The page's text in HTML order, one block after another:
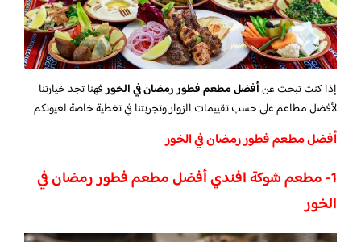
إذا كنت تبحث عنأفضل مطعم فطور رمضان في الخورفهنا تجد خيارتنا
لأفضل مطاعم على حسب تقييمات الزوار وتجربتنا في تغطية خاصة لعيونكم
أفضل مطعم فطور رمضان في الخور
1- مطعم شوكة افندي أفضل مطعم فطور رمضان في
الخور